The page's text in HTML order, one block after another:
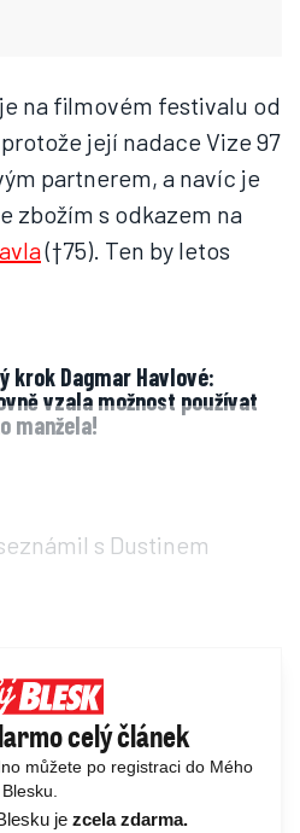
na filmovém festivalu od
její nadace Vize 97
partnerem, a navíc je
zbožím s odkazem na
(†75). Ten by letos
krok Dagmar Havlové:
vzala možnost používat
manžela!
s Dustinem
celý článek
můžete po registraci do Mého
Blesku.
je zcela zdarma.